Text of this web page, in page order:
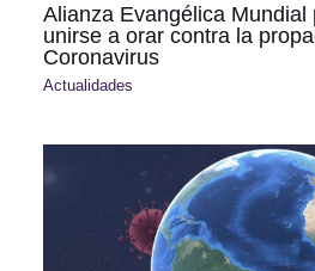
Alianza Evangélica
unirse a orar contra la
Coronavirus
Actualidades